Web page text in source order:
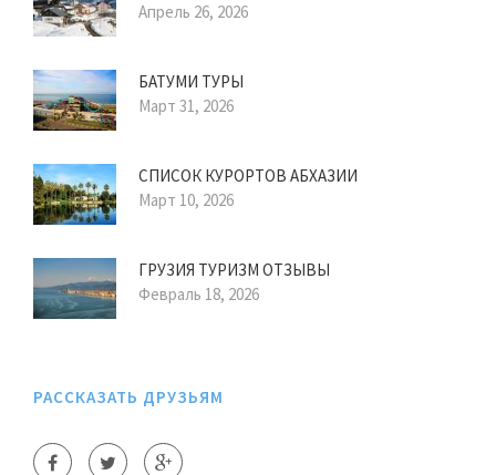
Апрель 26, 2026
БАТУМИ ТУРЫ
Март 31, 2026
СПИСОК КУРОРТОВ АБХАЗИИ
Март 10, 2026
ГРУЗИЯ ТУРИЗМ ОТЗЫВЫ
Февраль 18, 2026
РАССКАЗАТЬ ДРУЗЬЯМ